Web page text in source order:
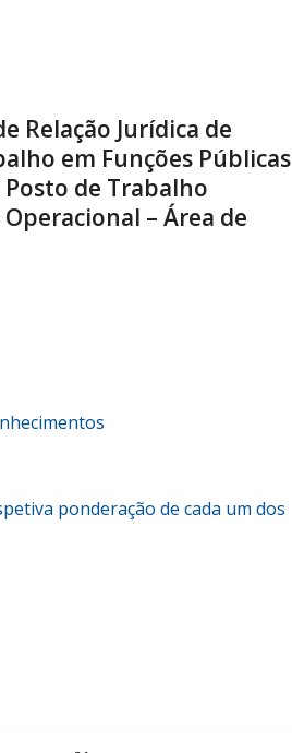
Relação Jurídica de
em Funções Públicas
de Trabalho
– Área de
ponderação de cada um dos